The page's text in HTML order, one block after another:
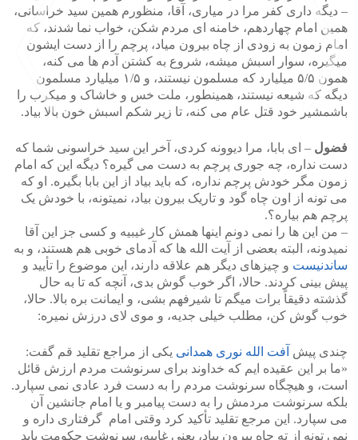
– دیگه داری کفر مرا در میاری، آقا، منظورم همین سید خراسانی،
همین امام چهاردهم، خامنه ای مردم شکن، خواب نما شدند، که
امام زمون به زودی از چاه بیرون میاد، پرچم را از دست ایشون
میگیره، سوار اسبش میشه، شروع به کشتن آدم ها می کنه،
همون ۵/۵ میلیارد که مسلمون نیستند، و ۱/۵ میلیارد مسلمون
دیگه که شیعه نیستند، همینطور، ملت خس و خاشاک و میکرب را
باشمشیر خود قتل عام می کنه، تا زیر شکم اسبش خون بالا بیاد.
فضول – ای بابا، مرا دیوونه کردی، آخر این سید خراسونی شما که
دست نداره، چه جوری پرچم به دست می گیره؟ دیگه این که امام
زمون مگر خودش پرچم نداره، که باید بیاد از این بابا بگیره. او که
می تونه از اون چاه گود و تاریک بیرون بیاد، نمیتونه، با خودش یک
پرچم هم بیاره؟.
– من این ها را نمی دونم اینها همش کار غیبیه و کسی جز این آقا
نمیدونه، البته بعضی از آیت الله ها که آدمای خوبی هم هستند، و به
ساندنیست و چیزهای دیگر هم علاقه دارند، این موضوع را تأیید و
پیش بینی کردند. حالا، اگر خوب گوش بدی، آنچه که تا به حال
گذشته دقیقاً برات میگم تا شیرفهم بشی، و ایمانت بره بالا. حالا،
خوب گوش کن، مطلب خیلی جدیه، و موی لای درزش نمیره:
چندی پیش آفت الله نوری همدانی یکی از مراجع تقلید قم گفت:
«ما بر این عقیده ایم که خداوند برای سرنوشت مردم ارزش قائل
است، و هیچگاه سرنوشت مردم را به دست فرد عادی نمی سپارد.
بلکه سرنوشت مردمش را به دست پیامبر و یا امام جانشین آن
می سپارد. این مرجع تقلید تأکید کرد وقتی امام گرفتاری داره و
نمی تونه از ته چاه بیرون بیاد، یعنی غایبه، سرنوشت حکومت باید
<
>